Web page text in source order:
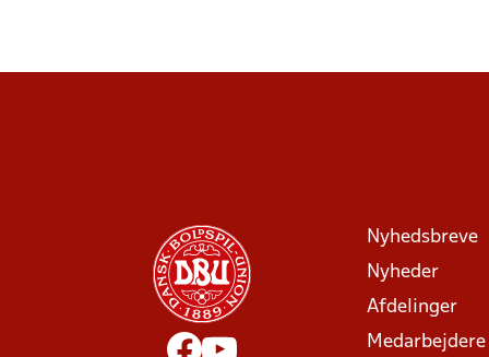
Nyhedsbreve
Nyheder
Afdelinger
Medarbejdere